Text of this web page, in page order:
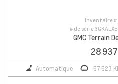
Inventaire #
# de série
GMC Terrain
28
Automatique 57 523